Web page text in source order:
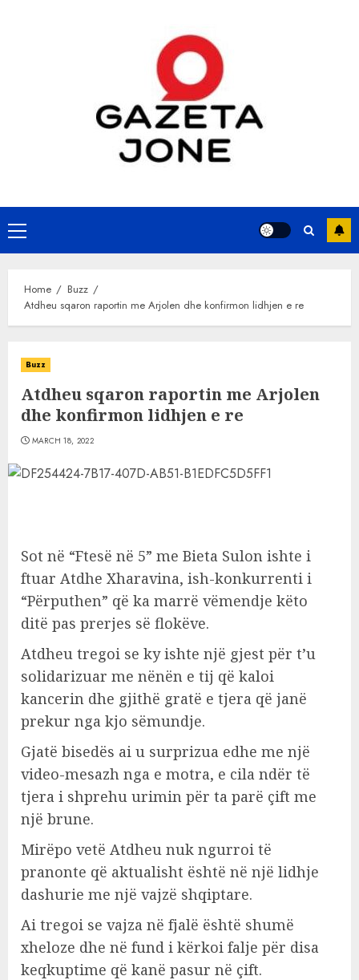
Primary
Menu
Home
Buzz
Atdheu sqaron raportin me Arjolen dhe konfirmon lidhjen e re
Buzz
Atdheu sqaron raportin me Arjolen
dhe konfirmon lidhjen e re
MARCH 18, 2022
Sot në “Ftesë në 5” me Bieta Sulon ishte i
ftuar Atdhe Xharavina, ish-konkurrenti i
“Përputhen” që ka marrë vëmendje këto
ditë pas prerjes së flokëve.
Atdheu tregoi se ky ishte një gjest për t’u
solidarizuar me nënën e tij që kaloi
kancerin dhe gjithë gratë e tjera që janë
prekur nga kjo sëmundje.
Gjatë bisedës ai u surprizua edhe me një
video-mesazh nga e motra, e cila ndër të
tjera i shprehu urimin për ta parë çift me
një brune.
Mirëpo vetë Atdheu nuk ngurroi të
pranonte që aktualisht është në një lidhje
dashurie me një vajzë shqiptare.
Ai tregoi se vajza në fjalë është shumë
xheloze dhe në fund i kërkoi falje për disa
keqkuptime që kanë pasur në çift.